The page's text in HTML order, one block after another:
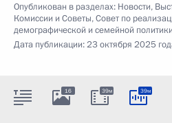
Опубликован в разделах: Новости,
Комиссии и Советы,Совет по
демографической и семейной политики
Дата публикации:23 октября 2025
16 39м 39м